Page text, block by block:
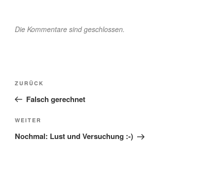
Die Kommentare sind geschlossen.
Beitragsnavigation
Vorheriger
Beitrag
ZURÜCK
Falsch gerechnet
Nächster
Beitrag
WEITER
Nochmal: Lust und Versuchung :-)